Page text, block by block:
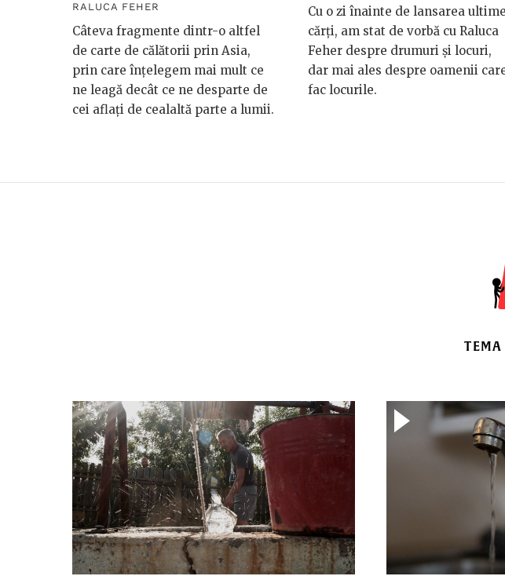
RALUCA FEHER
Câteva fragmente dintr-o altfel
de carte de călătorii prin Asia,
prin care înțelegem mai mult ce
ne leagă decât ce ne desparte de
cei aflați de cealaltă parte a lumii.
Cu o zi înainte de lansarea
cărți, am stat de vorbă cu Raluca
Feher despre drumuri și locuri,
dar mai ales despre oamenii
fac locurile.
TEMA